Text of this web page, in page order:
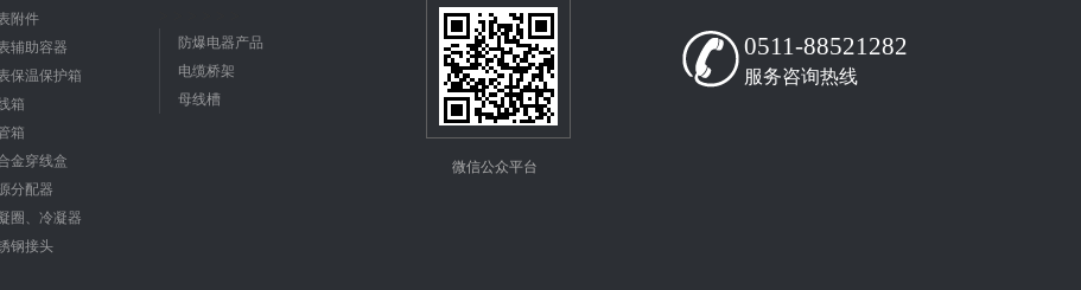
附件
辅助容器
保温保护箱
箱
箱
金穿线盒
分配器
圈、冷凝器
钢接头
防爆电器产品
电缆桥架
母线槽
微信公众平台
0511-88521282
服务咨询热线